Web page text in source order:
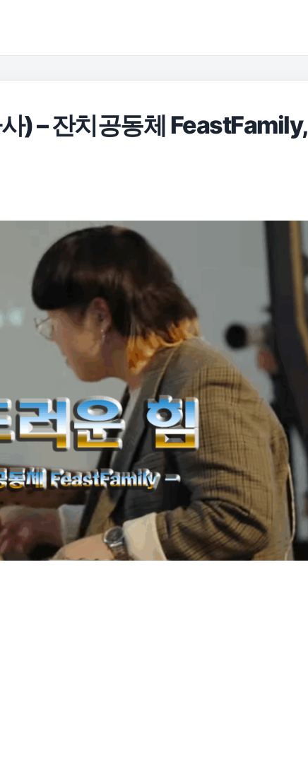
) – 잔치공동체 FeastFamily,